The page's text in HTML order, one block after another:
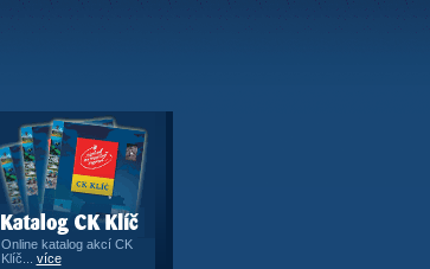
Katalog CK Klíč
Online katalog akcí CK
Klíč... více